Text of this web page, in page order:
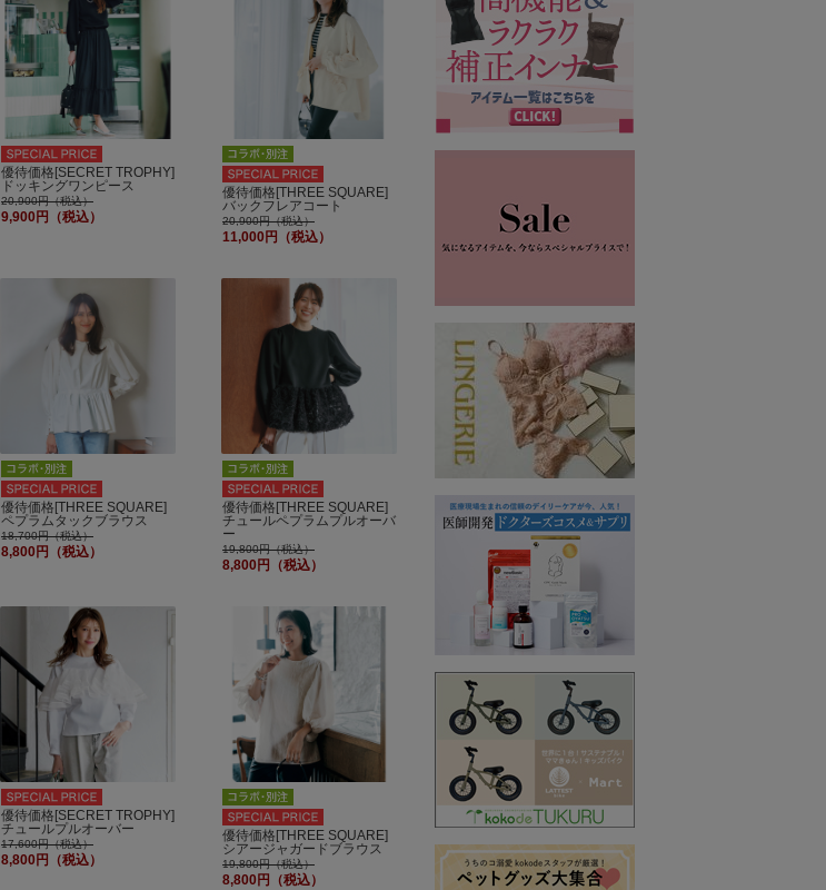
優待価格[SECRET TROPHY]
ドッキングワンピース
20,900円（税込）
9,900円（税込）
優待価格[THREE SQUARE]
バックフレアコート
20,900円（税込）
11,000円（税込）
優待価格[THREE SQUARE]
ペプラムタックブラウス
18,700円（税込）
8,800円（税込）
優待価格[THREE SQUARE]
チュールペプラムプルオーバ
ー
19,800円（税込）
8,800円（税込）
優待価格[SECRET TROPHY]
チュールプルオーバー
17,600円（税込）
8,800円（税込）
優待価格[THREE SQUARE]
シアージャガードブラウス
19,800円（税込）
8,800円（税込）